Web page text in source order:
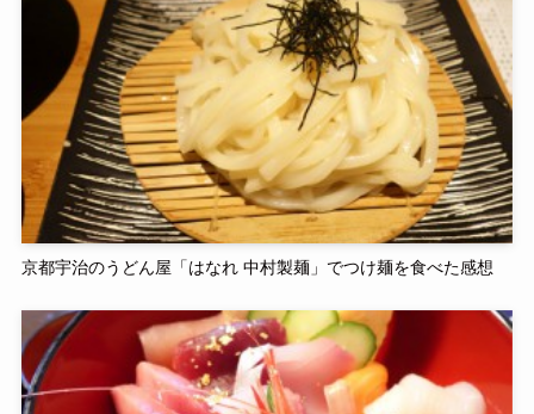
京都宇治のうどん屋「はなれ 中村製麺」でつけ麺を食べた感想